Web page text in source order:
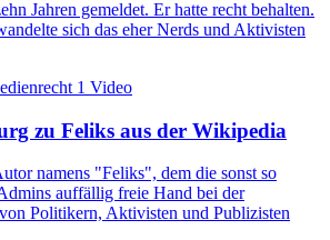
Jahren gemeldet. Er hatte recht behalten.
sich das eher Nerds und Aktivisten
1 Video
zu Feliks aus der Wikipedia
namens "Feliks", dem die sonst so
auffällig freie Hand bei der
Politikern, Aktivisten und Publizisten